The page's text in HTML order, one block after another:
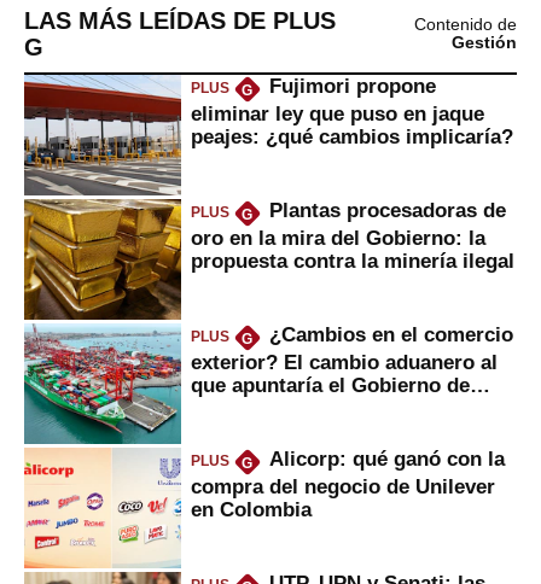
LAS MÁS LEÍDAS DE PLUS
G
Contenido de
Gestión
PLUS G
Fujimori propone
eliminar ley que puso en jaque
peajes: ¿qué cambios implicaría?
PLUS G
Plantas procesadoras de
oro en la mira del Gobierno: la
propuesta contra la minería ilegal
PLUS G
¿Cambios en el comercio
exterior? El cambio aduanero al
que apuntaría el Gobierno de
PLUS G
Alicorp: qué ganó con la
compra del negocio de Unilever
en Colombia